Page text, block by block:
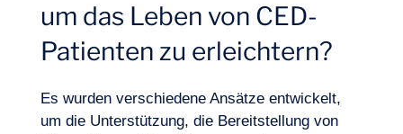
Logbuch
um das Leben von CED-
Patienten zu erleichtern?
Es wurden verschiedene Ansätze entwickelt,
um die Unterstützung, die Bereitstellung von